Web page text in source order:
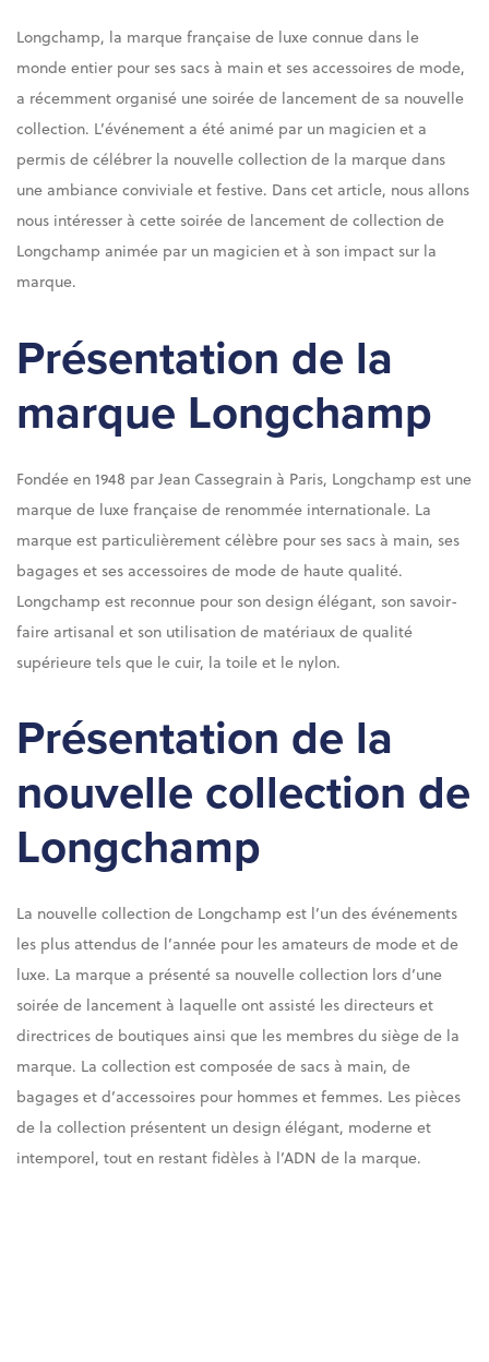
Longchamp, la marque française de luxe connue dans le
monde entier pour ses sacs à main et ses accessoires de mode,
a récemment organisé une soirée de lancement de sa nouvelle
collection. L’événement a été animé par un magicien et a
permis de célébrer la nouvelle collection de la marque dans
une ambiance conviviale et festive. Dans cet article, nous allons
nous intéresser à cette soirée de lancement de collection de
Longchamp animée par un magicien et à son impact sur la
marque.
Présentation de la
marque Longchamp
Fondée en 1948 par Jean Cassegrain à Paris, Longchamp est une
marque de luxe française de renommée internationale. La
marque est particulièrement célèbre pour ses sacs à main, ses
bagages et ses accessoires de mode de haute qualité.
Longchamp est reconnue pour son design élégant, son savoir-
faire artisanal et son utilisation de matériaux de qualité
supérieure tels que le cuir, la toile et le nylon.
Présentation de la
nouvelle collection de
Longchamp
La nouvelle collection de Longchamp est l’un des événements
les plus attendus de l’année pour les amateurs de mode et de
luxe. La marque a présenté sa nouvelle collection lors d’une
soirée de lancement à laquelle ont assisté les directeurs et
directrices de boutiques ainsi que les membres du siège de la
marque. La collection est composée de sacs à main, de
bagages et d’accessoires pour hommes et femmes. Les pièces
de la collection présentent un design élégant, moderne et
intemporel, tout en restant fidèles à l’ADN de la marque.